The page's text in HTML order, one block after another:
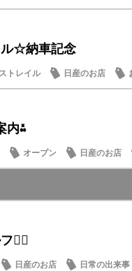
ル☆納車記念
トレイル 日産のお店
内⁂
オープン 日産のお店
🏌️‍♂️
日産のお店 日常の出来事